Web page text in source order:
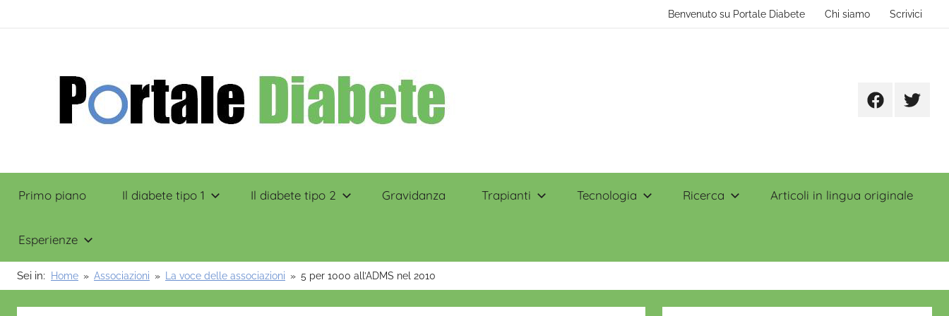
Benvenuto su Portale Diabete Chi siamo Scrivici
Portale
Diabete
FacebookTwitter
Primo piano Il diabete tipo 1 Il diabete tipo 2 Gravidanza Trapianti Tecnologia Ricerca Articoli in lingua originale
Esperienze
Sei in: Home Associazioni La voce delle associazioni 5 per 1000 all’ADMS nel 2010